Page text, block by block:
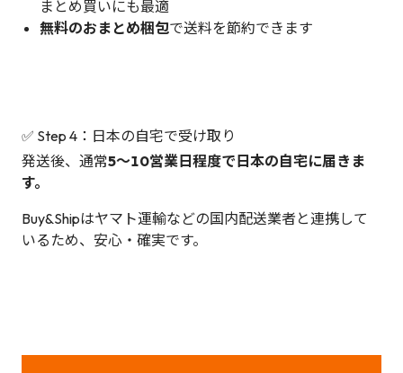
まとめ買いにも最適
無料のおまとめ梱包で送料を節約できます
✅ Step 4：日本の自宅で受け取り
発送後、通常5～10営業日程度で日本の自宅に届きま
す。
Buy&Shipはヤマト運輸などの国内配送業者と連携して
いるため、安心・確実です。